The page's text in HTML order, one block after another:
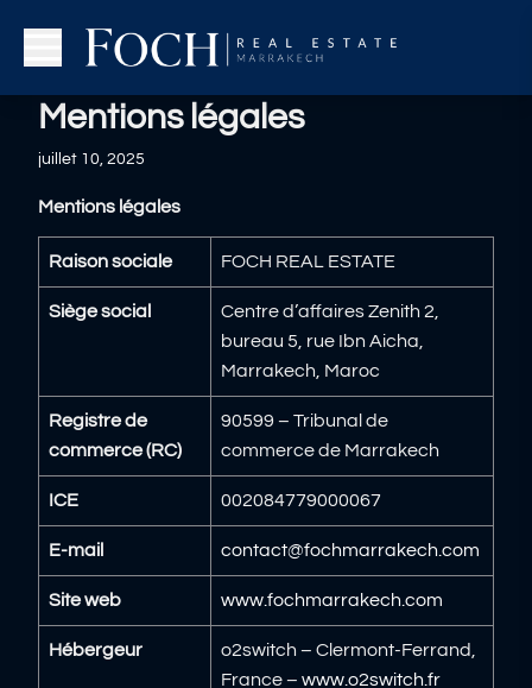
Mentions légales
juillet 10, 2025
Mentions légales
Raison sociale FOCH REAL ESTATE
Siège social
Centre d’affaires Zenith 2,
bureau 5, rue Ibn Aicha,
Marrakech, Maroc
Registre de
commerce (RC)
90599 – Tribunal de
commerce de Marrakech
ICE 002084779000067
E-mail contact@fochmarrakech.com
Site web www.fochmarrakech.com
Hébergeur
o2switch – Clermont-Ferrand,
France – www.o2switch.fr